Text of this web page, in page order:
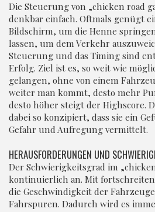
Die Steuerung von „chicken road
denkbar einfach. Oftmals genügt
Bildschirm, um die Henne
lassen, um dem Verkehr
Steuerung und das Timing sind
Erfolg. Ziel ist es, so weit wie
gelangen, ohne von einem
weiter man kommt, desto mehr
desto höher steigt der Highscore.
dabei so konzipiert, dass sie ein
Gefahr und Aufregung vermittelt.
HERAUSFORDERUNGEN UND
Der Schwierigkeitsgrad im
kontinuierlich an. Mit
die Geschwindigkeit der
Fahrspuren. Dadurch wird es